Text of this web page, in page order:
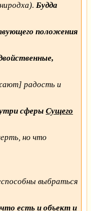
Будда
положения
радость и
сферы Сущего
но что
выбраться
есть и объект и